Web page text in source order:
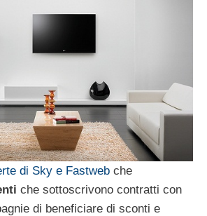
di Sky e Fastweb che
che sottoscrivono contratti con
di beneficiare di sconti e